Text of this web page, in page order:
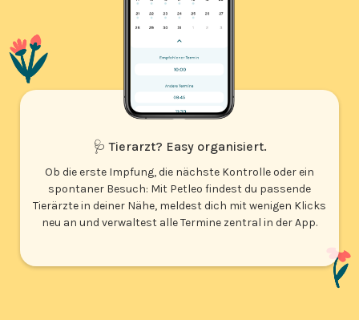
🩺 Tierarzt? Easy organisiert.
Ob die erste Impfung, die nächste Kontrolle oder ein
spontaner Besuch: Mit Petleo findest du passende
Tierärzte in deiner Nähe, meldest dich mit wenigen Klicks
neu an und verwaltest alle Termine zentral in der App.